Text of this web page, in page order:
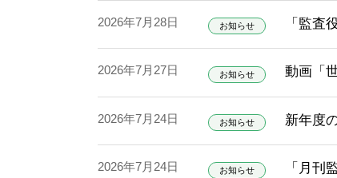
2026年7月28日 お知らせ 「監査
2026年7月27日 お知らせ 動画「
2026年7月24日 お知らせ 新年度
2026年7月24日 お知らせ 「月刊